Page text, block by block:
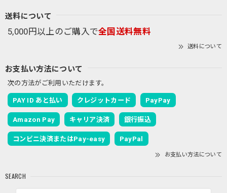
送料について
5,000円以上のご購入で全国送料無料
送料について
お支払い方法について
次の方法がご利用いただけます。
PAY ID あと払い クレジットカード PayPay
Amazon Pay キャリア決済 銀行振込
コンビニ決済またはPay-easy PayPal
お支払い方法について
SEARCH